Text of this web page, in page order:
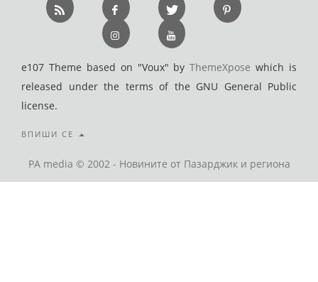
e107 Theme based on "Voux" byThemeXpose which is
released under the terms of the GNU General Public
license.
ВПИШИ СЕ
PA media © 2002 - Новините от Пазарджик и региона